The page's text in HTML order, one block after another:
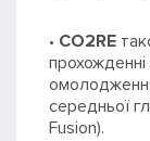
• CO2RE
середньої
Fusion).